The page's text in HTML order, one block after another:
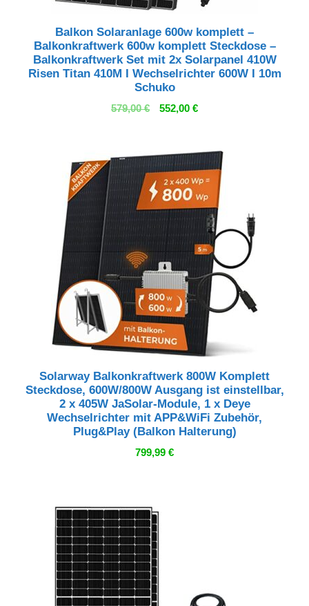
Balkon Solaranlage 600w komplett –
Balkonkraftwerk 600w komplett Steckdose –
Balkonkraftwerk Set mit 2x Solarpanel 410W
Risen Titan 410M I Wechselrichter 600W I 10m
Schuko
579,00€
Ursprünglicher
579,00 €
552,00 €Aktueller
552,00 €.
Solarway Balkonkraftwerk 800W Komplett
Steckdose, 600W/800W Ausgang ist einstellbar,
2 x 405W JaSolar-Module, 1 x Deye
Wechselrichter mit APP&WiFi Zubehör,
Plug&Play (Balkon Halterung)
799,99 €